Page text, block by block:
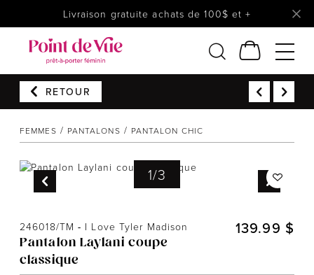
Livraison gratuite achats de 100$ et +
Lingerie
Accessoires
Chaussures
RETOUR
FEMMES PANTALONS PANTALON CHIC
1/3
246018/TM - I Love Tyler Madison
Pantalon Laylani coupe
classique
139.99 $